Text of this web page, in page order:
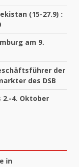
(15-27.9) :
am 9.
der
des DSB
2.-4. Oktober
in